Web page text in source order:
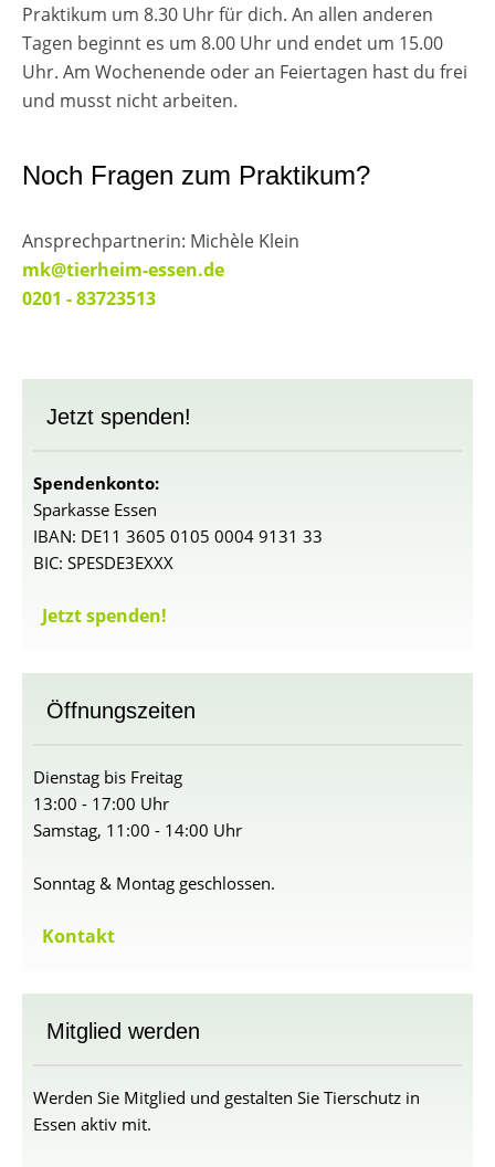
Praktikum um 8.30 Uhr für dich. An allen anderen
Tagen beginnt es um 8.00 Uhr und endet um 15.00
Uhr. Am Wochenende oder an Feiertagen hast du frei
und musst nicht arbeiten.
Noch Fragen zum Praktikum?
Ansprechpartnerin: Michèle Klein
mk@tierheim-essen.de
0201 - 83723513
Jetzt spenden!
Spendenkonto:
Sparkasse Essen
IBAN: DE11 3605 0105 0004 9131 33
BIC: SPESDE3EXXX
Jetzt spenden!
Öffnungszeiten
Dienstag bis Freitag
13:00 - 17:00 Uhr
Samstag, 11:00 - 14:00 Uhr
Sonntag & Montag geschlossen.
Kontakt
Mitglied werden
Werden Sie Mitglied und gestalten Sie Tierschutz in
Essen aktiv mit.